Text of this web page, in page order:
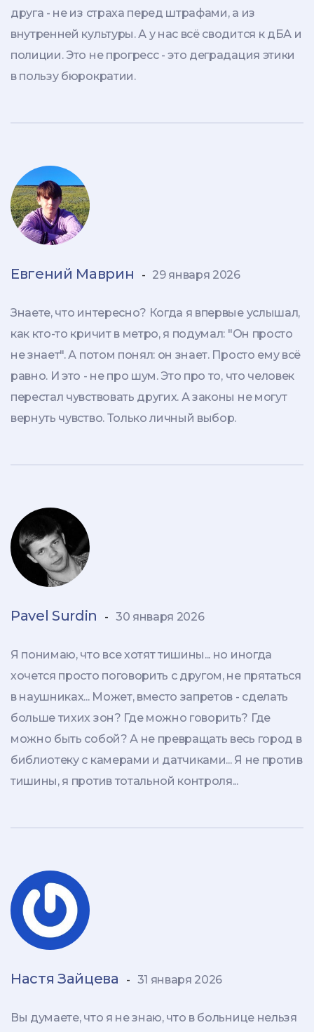
друга - не из страха перед штрафами, а из
внутренней культуры. А у нас всё сводится к дБА и
полиции. Это не прогресс - это деградация этики
в пользу бюрократии.
Евгений Маврин - 29 января 2026
Знаете, что интересно? Когда я впервые услышал,
как кто-то кричит в метро, я подумал: "Он просто
не знает". А потом понял: он знает. Просто ему всё
равно. И это - не про шум. Это про то, что человек
перестал чувствовать других. А законы не могут
вернуть чувство. Только личный выбор.
Pavel Surdin - 30 января 2026
Я понимаю, что все хотят тишины... но иногда
хочется просто поговорить с другом, не прятаться
в наушниках... Может, вместо запретов - сделать
больше тихих зон? Где можно говорить? Где
можно быть собой? А не превращать весь город в
библиотеку с камерами и датчиками... Я не против
тишины, я против тотальной контроля...
Настя Зайцева - 31 января 2026
Вы думаете, что я не знаю, что в больнице нельзя